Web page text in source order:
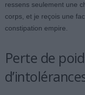
ressens seulement une
corps, et je reçois une
constipation empire.
Perte de